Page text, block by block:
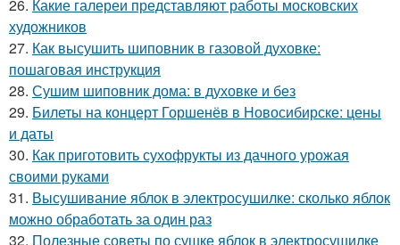
26. Какие галереи представляют работы московских
художников
27. Как высушить шиповник в газовой духовке:
пошаговая инструкция
28. Сушим шиповник дома: в духовке и без
29. Билеты на концерт Горшенёв в Новосибирске: цены
и даты
30. Как приготовить сухофрукты из дачного урожая
своими руками
31. Высушивание яблок в электросушилке: сколько яблок
можно обработать за один раз
32. Полезные советы по сушке яблок в электросушилке